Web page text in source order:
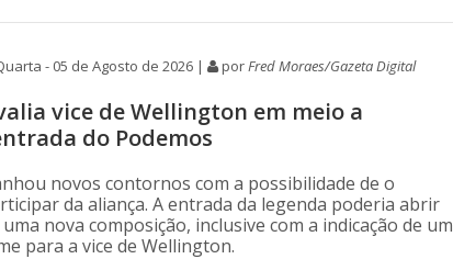
- 05 de Agosto de 2026 | porFred Moraes/Gazeta Digital
vice de Wellington em meio a
do Podemos
novos contornos com a possibilidade de o
da aliança. A entrada da legenda poderia abrir
nova composição, inclusive com a indicação de um
para a vice de Wellington.